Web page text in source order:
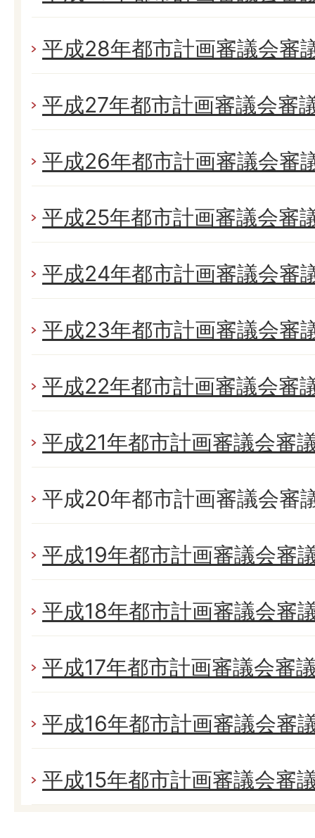
平成28年都市計画審議会審
平成27年都市計画審議会審
平成26年都市計画審議会審
平成25年都市計画審議会審
平成24年都市計画審議会審
平成23年都市計画審議会審
平成22年都市計画審議会審
平成21年都市計画審議会審
平成20年都市計画審議会審
平成19年都市計画審議会審
平成18年都市計画審議会審
平成17年都市計画審議会審
平成16年都市計画審議会審
平成15年都市計画審議会審